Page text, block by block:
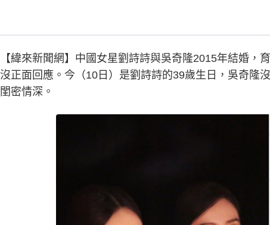
【緯來新聞網】中國女星劉詩詩與吳奇隆2015年結婚
沒正面回應。今（10日）是劉詩詩的39歲生日，吳奇隆
閨密情深。